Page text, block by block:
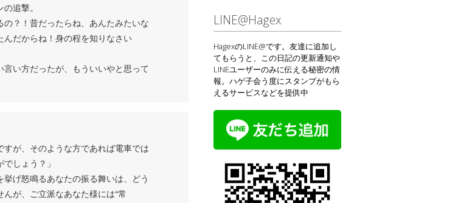
追撃。
？！昔だったらね、あんたみたいな
だからね！身の程を知りなさい
い方だったが、もういいやと思って
が、そのような方であれば電車では
しょう？」
げ怒鳴るあなたの振る舞いは、どう
が、ご立派なあなた様には“常
LINE@Hagex
HagexのLINE@です。友達に追加し
てもらうと、この日記の更新通知や
LINEユーザーのみに伝える秘密の情
報。ハゲ子会う度にスタンプがもら
えるサービスなどを提供中